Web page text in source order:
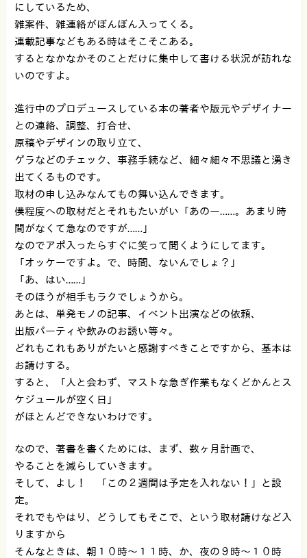
にしているため、
雑案件、雑連絡がぼんぼん入ってくる。
連載記事などもある時はそこそこある。
するとなかなかそのことだけに集中して書ける状況が訪れな
いのですよ。
進行中のプロデュースしている本の著者や版元やデザイナー
との連絡、調整、打合せ、
原稿やデザインの取り立て、
ゲラなどのチェック、事務手続など、細々細々不思議と湧き
出てくるものです。
取材の申し込みなんてもの舞い込んできます。
僕程度への取材だとそれもたいがい「あのー……。あまり時
間がなくて急なのですが……」
なのでアポ入ったらすぐに笑って聞くようにしてます。
「オッケーですよ。で、時間、ないんでしょ？」
「あ、はい……」
そのほうが相手もラクでしょうから。
あとは、単発モノの記事、イベント出演などの依頼、
出版パーティや飲みのお誘い等々。
どれもこれもありがたいと感謝すべきことですから、基本は
お請けする。
すると、「人と会わず、マストな急ぎ作業もなくどかんとス
ケジュールが空く日」
がほとんどできないわけです。
なので、著書を書くためには、まず、数ヶ月計画で、
やることを減らしていきます。
そして、よし！ 「この２週間は予定を入れない！」と設
定。
それでもやはり、どうしてもそこで、という取材請けなど入
りますから
そんなときは、朝１０時〜１１時、か、夜の９時〜１０時